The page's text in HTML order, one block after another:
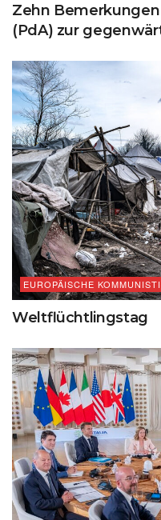
Zehn
(PdA) zur
EUROPÄISCHE
Weltflüchtlingstag